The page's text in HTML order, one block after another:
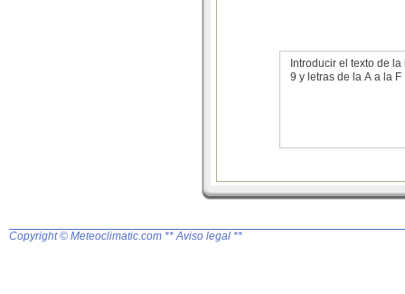
Introducir el texto de
9 y letras de la A a la F
Copyright © Meteoclimatic.com ** Aviso legal **